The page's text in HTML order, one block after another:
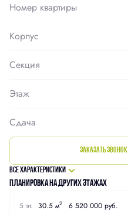
Номер квартиры
Корпус
Секция
Этаж
Сдача
Заказать звонок
Все характеристики
Планировка на других этажах
5 эт. 30.5 м2 6 520 000 руб.